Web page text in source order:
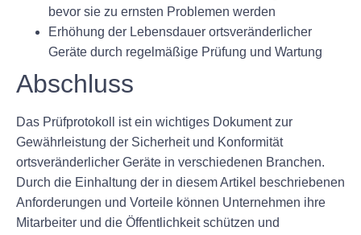
bevor sie zu ernsten Problemen werden
Erhöhung der Lebensdauer ortsveränderlicher
Geräte durch regelmäßige Prüfung und Wartung
Abschluss
Das Prüfprotokoll ist ein wichtiges Dokument zur
Gewährleistung der Sicherheit und Konformität
ortsveränderlicher Geräte in verschiedenen Branchen.
Durch die Einhaltung der in diesem Artikel beschriebenen
Anforderungen und Vorteile können Unternehmen ihre
Mitarbeiter und die Öffentlichkeit schützen und